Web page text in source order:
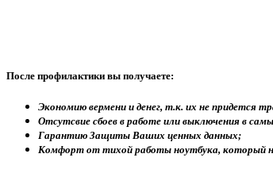
После профилактики вы получаете:
Экономию вермени и денег, т.к. их не придется
Отсутсвие сбоев в работе или выключения в
Гарантию Защиты Ваших ценных данных;
Комфорт от тихой работы ноутбука, который